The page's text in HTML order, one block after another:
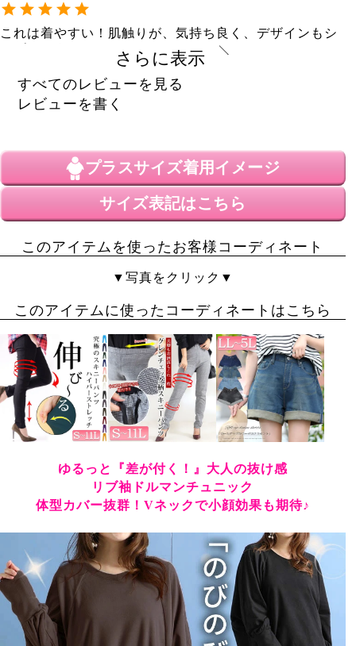
これは着やすい！肌触りが、気持ち良く、デザインもシ
ンプルで合わせやすいです。
うたうた
購入者
女性
ぬいぐるみになったかのような素材感。気持ちいいで
も動きやすくて良いです。
ひろ
54
購入者
2022/11/25
写真見てほしいなと思い購入しました。
ブラックにしました。
ふわふわしてて気持ちい肌触りと
とにかくシルエットが綺麗なチュニックです。
ゴールドジャパンさんで買った
ロールアップショートパンツにも
丈が調整できるのも嬉しい(*´ω｀*)♪
ゴールドジャパンさんの服は
こだわりがたくさん詰まってて素敵です。
さらに表示
すべてのレビューを見る
レビューを書く
プラスサイズ着用イメージ
サイズ表記はこちら
このアイテムを使ったお客様コーディネート
▼写真をクリック▼
このアイテムに使ったコーディネートはこちら
ゆるっと『差が付く！』大人の抜け感
リブ袖ドルマンチュニック
体型カバー抜群！Vネックで小顔効果も期待♪